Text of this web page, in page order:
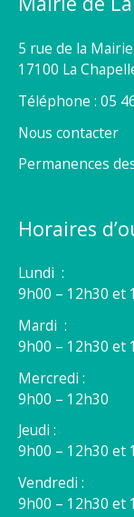
5 rue de la Mairie
17100 La
Téléphone : 05
Nous contacter
Permanences
Horaires
Lundi :
9h00 – 12h30 et
Mardi :
9h00 – 12h30 et
Mercredi :
9h00 – 12h30
Jeudi :
9h00 – 12h30 et
Vendredi :
9h00 – 12h30 et